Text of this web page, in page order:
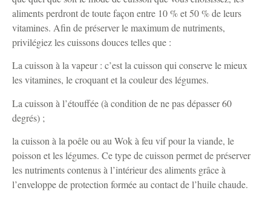
aliments perdront de toute façon entre 10 % et 50 % de leurs
vitamines. Afin de préserver le maximum de nutriments,
privilégiez les cuissons douces telles que :
La cuisson à la vapeur : c’est la cuisson qui conserve le mieux
les vitamines, le croquant et la couleur des légumes.
La cuisson à l’étouffée (à condition de ne pas dépasser 60
degrés) ;
la cuisson à la poêle ou au Wok à feu vif pour la viande, le
poisson et les légumes. Ce type de cuisson permet de préserver
les nutriments contenus à l’intérieur des aliments grâce à
l’enveloppe de protection formée au contact de l’huile chaude.